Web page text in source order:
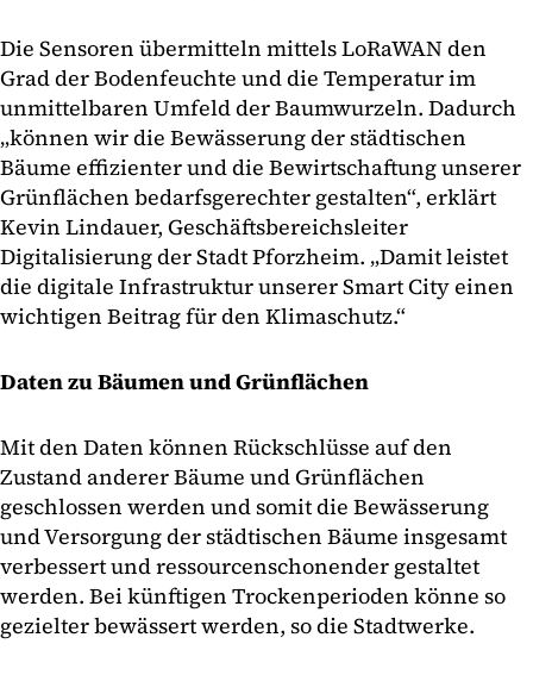
Die Sensoren übermitteln mittels LoRaWAN den
Grad der Bodenfeuchte und die Temperatur im
unmittelbaren Umfeld der Baumwurzeln. Dadurch
„können wir die Bewässerung der städtischen
Bäume effizienter und die Bewirtschaftung unserer
Grünflächen bedarfsgerechter gestalten“, erklärt
Kevin Lindauer, Geschäftsbereichsleiter
Digitalisierung der Stadt Pforzheim. „Damit leistet
die digitale Infrastruktur unserer Smart City einen
wichtigen Beitrag für den Klimaschutz.“
Daten zu Bäumen und Grünflächen
Mit den Daten können Rückschlüsse auf den
Zustand anderer Bäume und Grünflächen
geschlossen werden und somit die Bewässerung
und Versorgung der städtischen Bäume insgesamt
verbessert und ressourcenschonender gestaltet
werden. Bei künftigen Trockenperioden könne so
gezielter bewässert werden, so die Stadtwerke.